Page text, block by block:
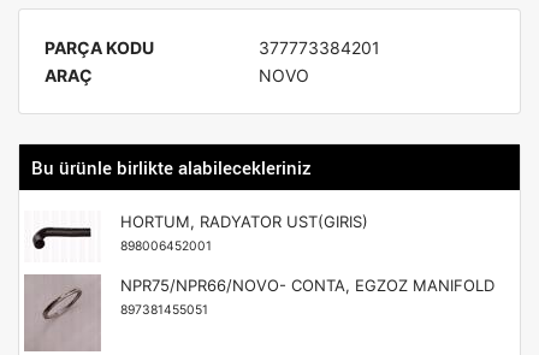
PARÇA KODU
377773384201
ARAÇ
NOVO
Bu ürünle birlikte alabilecekleriniz
HORTUM, RADYATOR UST(GIRIS)
898006452001
NPR75/NPR66/NOVO- CONTA, EGZOZ MANIFOLD
897381455051